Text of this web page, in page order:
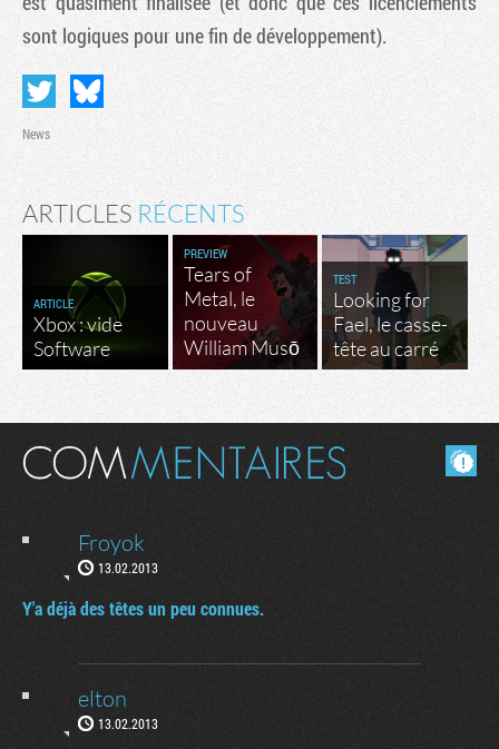
sont logiques pour une fin de développement).
News
ARTICLES RÉCENTS
ARTICLE
Xbox : vide
Software
PREVIEW
Tears of
Metal, le
nouveau
William Musō
TEST
Looking for
Fael, le casse-
tête au carré
Masquer les commentaires lus.
Froyok
13.02.2013
Y'a déjà des têtes un peu connues.
elton
13.02.2013